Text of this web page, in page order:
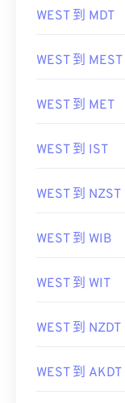
WEST 到 MDT
WEST 到 MEST
WEST 到 MET
WEST 到 IST
WEST 到 NZST
WEST 到 WIB
WEST 到 WIT
WEST 到 NZDT
WEST 到 AKDT